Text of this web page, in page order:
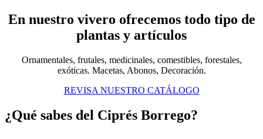
En nuestro vivero ofrecemos todo tipo de
plantas y artículos
Ornamentales, frutales, medicinales, comestibles, forestales,
exóticas. Macetas, Abonos, Decoración.
REVISA NUESTRO CATÁLOGO
¿Qué sabes del Ciprés Borrego?